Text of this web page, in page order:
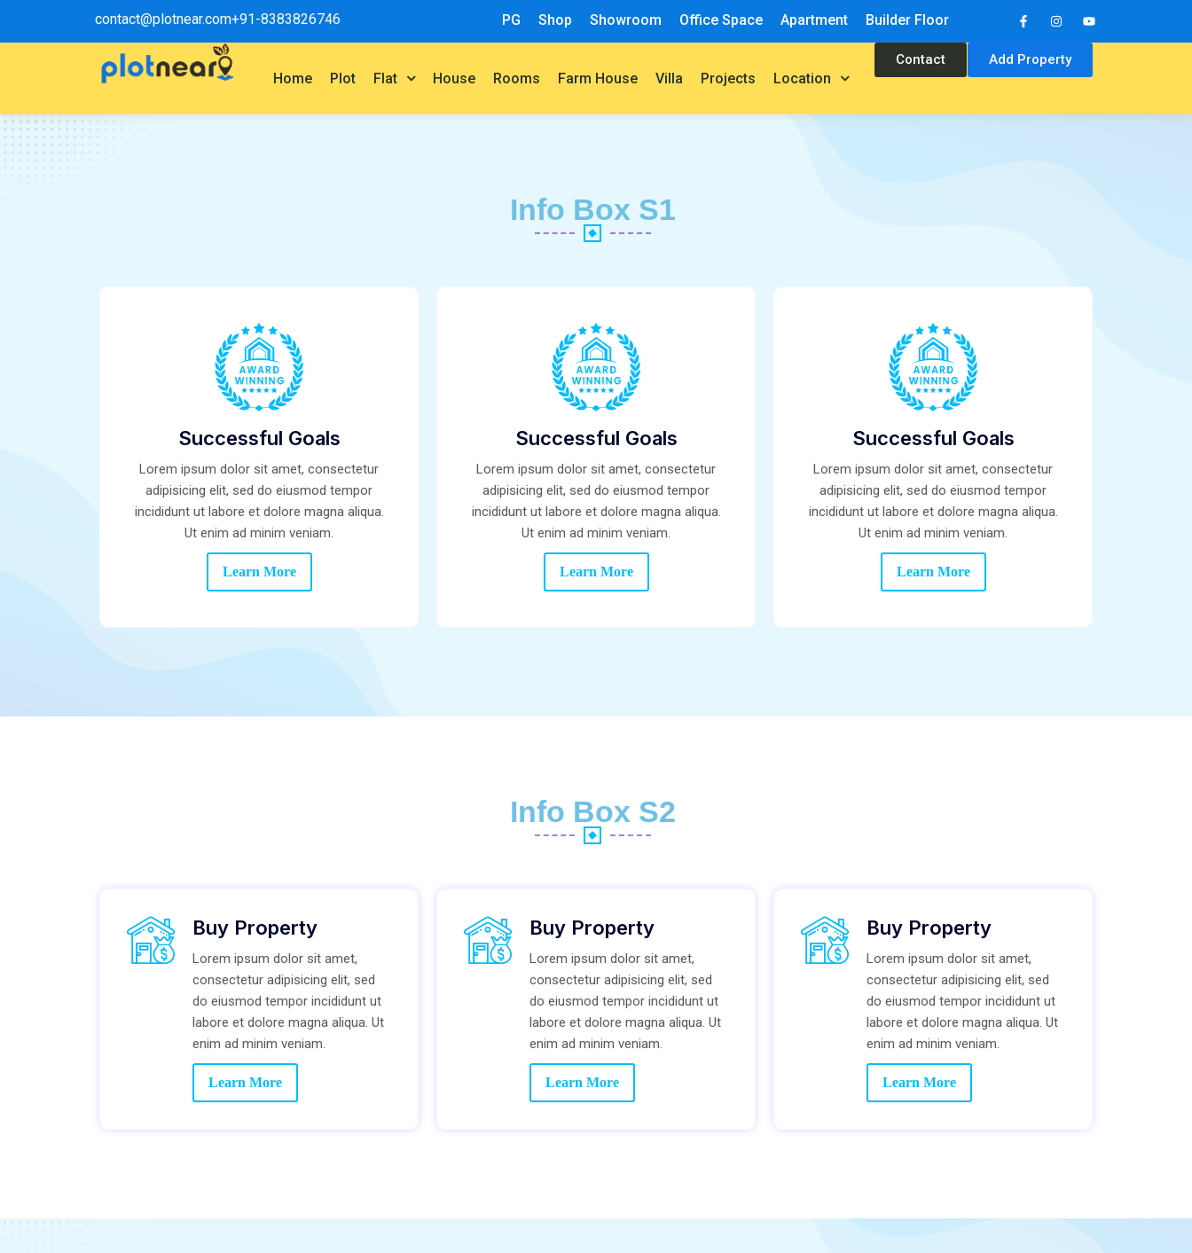
contact@plotnear.com+91-8383826746 PG Shop Showroom Office Space Apartment Builder Floor
Home Plot Flat House Rooms Farm House Villa Projects Location
Contact Add Property
Info Box S1
Successful Goals
Lorem ipsum dolor sit amet, consectetur
adipisicing elit, sed do eiusmod tempor
incididunt ut labore et dolore magna aliqua.
Ut enim ad minim veniam.
Learn More
Successful Goals
Lorem ipsum dolor sit amet, consectetur
adipisicing elit, sed do eiusmod tempor
incididunt ut labore et dolore magna aliqua.
Ut enim ad minim veniam.
Learn More
Successful Goals
Lorem ipsum dolor sit amet, consectetur
adipisicing elit, sed do eiusmod tempor
incididunt ut labore et dolore magna aliqua.
Ut enim ad minim veniam.
Learn More
Info Box S2
Buy Property
Lorem ipsum dolor sit amet,
consectetur adipisicing elit, sed
do eiusmod tempor incididunt ut
labore et dolore magna aliqua. Ut
enim ad minim veniam.
Learn More
Buy Property
Lorem ipsum dolor sit amet,
consectetur adipisicing elit, sed
do eiusmod tempor incididunt ut
labore et dolore magna aliqua. Ut
enim ad minim veniam.
Learn More
Buy Property
Lorem ipsum dolor sit amet,
consectetur adipisicing elit, sed
do eiusmod tempor incididunt ut
labore et dolore magna aliqua. Ut
enim ad minim veniam.
Learn More